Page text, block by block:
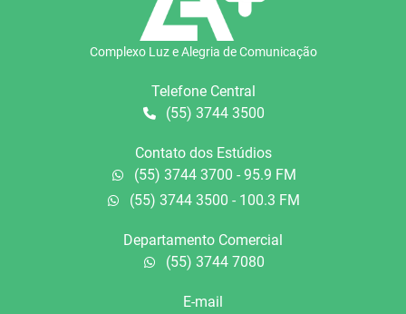
Complexo Luz e Alegria de Comunicação
Telefone Central
(55) 3744 3500
Contato dos Estúdios
(55) 3744 3700 - 95.9 FM
(55) 3744 3500 - 100.3 FM
Departamento Comercial
(55) 3744 7080
E-mail